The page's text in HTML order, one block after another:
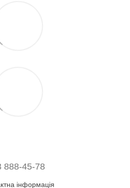
888-45-78
інформація